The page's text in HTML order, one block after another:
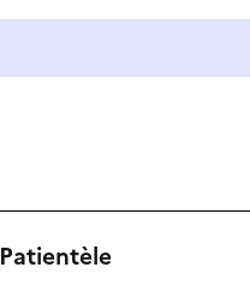
Patientèle